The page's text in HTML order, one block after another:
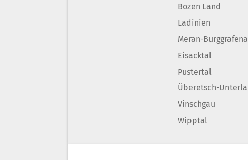
Bozen Land
Ladinien
Meran-
Eisacktal
Pustertal
Überetsch-
Vinschgau
Wipptal